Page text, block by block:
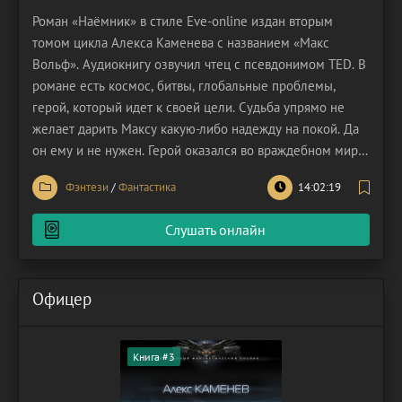
Роман «Наёмник» в стиле Eve-online издан вторым
томом цикла Алекса Каменева с названием «Макс
Вольф». Аудиокнигу озвучил чтец с псевдонимом TED. В
романе есть космос, битвы, глобальные проблемы,
герой, который идет к своей цели. Судьба упрямо не
желает дарить Максу какую-либо надежду на покой. Да
он ему и не нужен. Герой оказался во враждебном мире,
как и остальные рабы. Им придется заменить наемников
из элит, которых осталось очень мало. Технологии этого
мира могут поразить фантазии любого, но
Фэнтези /Фантастика 14:02:19
Слушать онлайн
Офицер
Книга #3